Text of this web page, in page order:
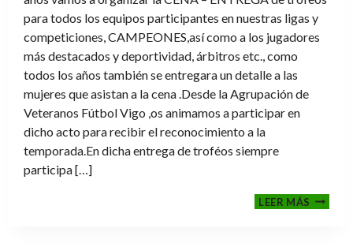
para todos los equipos participantes en nuestras ligas y
competiciones, CAMPEONES,así como a los jugadores
más destacados y deportividad, árbitros etc., como
todos los años también se entregara un detalle a las
mujeres que asistan a la cena .Desde la Agrupación de
Veteranos Fútbol Vigo ,os animamos a participar en
dicho acto para recibir el reconocimiento a la
temporada.En dicha entrega de troféos siempre
participa […]
LEER MÁSCENA-